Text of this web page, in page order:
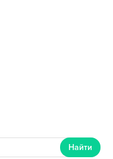
Найти